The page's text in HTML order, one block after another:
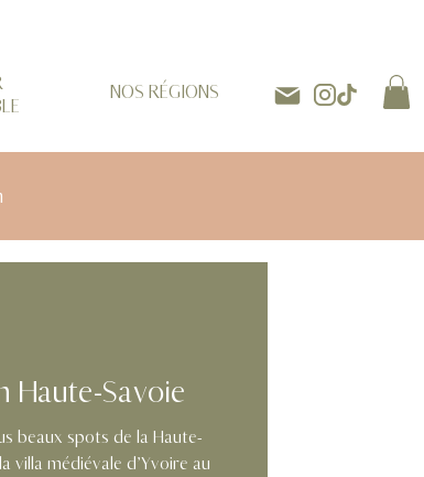
NOS RÉGIONS
Haute-Savoie
beaux spots de la Haute-
villa médiévale d’Yvoire au